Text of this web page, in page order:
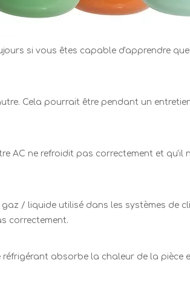
si vous êtes capable d'apprendre
Cela pourrait être pendant un
AC ne refroidit pas correctement et qu'il
/ liquide utilisé dans les systèmes de
correctement.
absorbe la chaleur de la pièce